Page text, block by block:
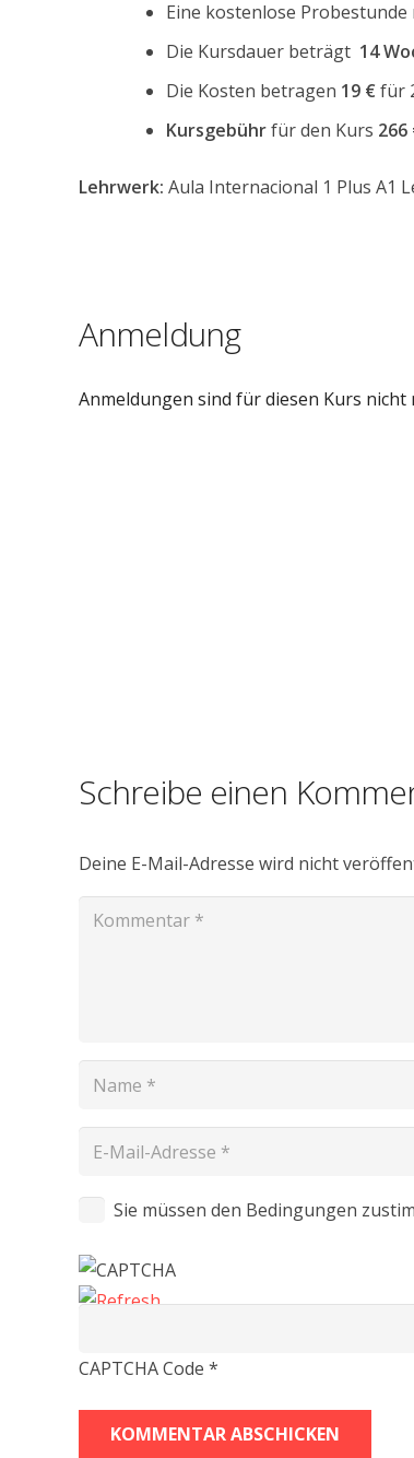
Eine kostenlose
Die Kursdauer beträgt 14
Die Kosten betragen 19 €für
Kursgebührfür den Kurs 266
Lehrwerk: Aula Internacional 1 Plus A1
Anmeldung
Anmeldungen sind für diesen Kurs nicht
Schreibe einen
Deine E-Mail-Adresse wird nicht
Sie müssen den Bedingungen
CAPTCHA Code *
KOMMENTAR ABSCHICKEN